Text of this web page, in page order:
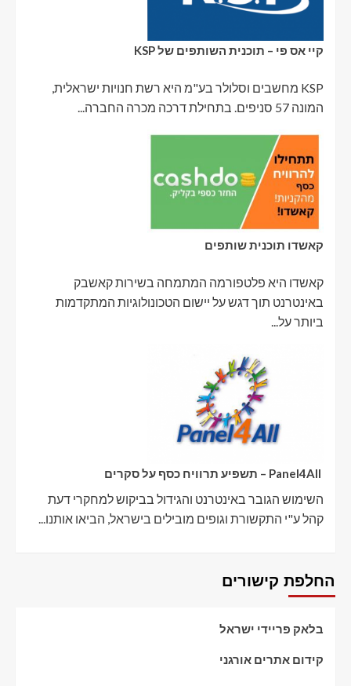
קיי אס פי – תוכנית השותפים של KSP
KSP מחשבים וסלולר בע"מ היא רשת חנויות ישראלית,
המונה 57 סניפים. בתחילת דרכה מכרה החברה...
קאשדו תוכנית שותפים
קאשדו היא פלטפורמה המתמחה בשירות קאשבק
באינטרנט תוך דגש על יישום הטכונולוגיות המתקדמות
ביותר על...
השימוש הגובר באינטרנט והגידול בביקוש למחקרי דעת
קהל ע"י התקשורת וגופים מובילים בישראל, הביאו אותנו...
החלפת קישורים
בלאק פריידי ישראל
קידום אתרים אורגני